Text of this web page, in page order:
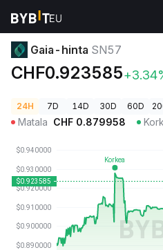
Kryptohinnat
Gaia-hinta SN57
CHF0.923585
24H 7D 14D 30D 60D
Matala CHF 0.879958